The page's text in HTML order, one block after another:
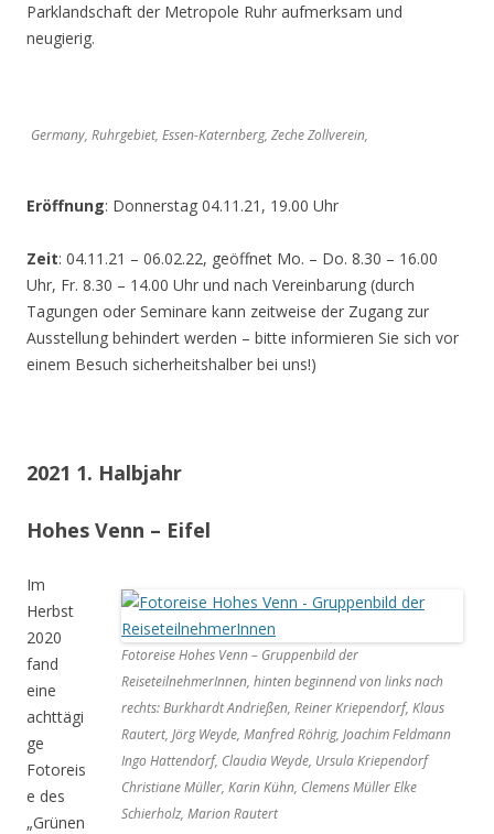
Parklandschaft der Metropole Ruhr aufmerksam und
neugierig.
Germany, Ruhrgebiet, Essen-Katernberg, Zeche Zollverein,
Eröffnung: Donnerstag 04.11.21, 19.00 Uhr
Zeit: 04.11.21 – 06.02.22, geöffnet Mo. – Do. 8.30 – 16.00
Uhr, Fr. 8.30 – 14.00 Uhr und nach Vereinbarung (durch
Tagungen oder Seminare kann zeitweise der Zugang zur
Ausstellung behindert werden – bitte informieren Sie sich vor
einem Besuch sicherheitshalber bei uns!)
2021 1. Halbjahr
Hohes Venn – Eifel
Fotoreise Hohes Venn – Gruppenbild der
ReiseteilnehmerInnen, hinten beginnend von links nach
rechts: Burkhardt Andrießen, Reiner Kriependorf, Klaus
Rautert, Jörg Weyde, Manfred Röhrig, Joachim Feldmann
Ingo Hattendorf, Claudia Weyde, Ursula Kriependorf
Christiane Müller, Karin Kühn, Clemens Müller Elke
Schierholz, Marion Rautert
Im
Herbst
2020
fand
eine
achttägi
ge
Fotoreis
e des
„Grünen